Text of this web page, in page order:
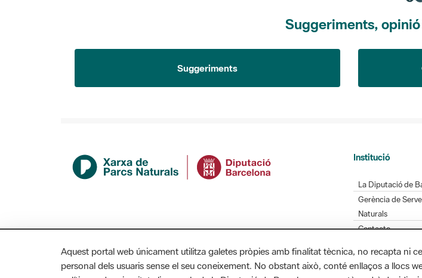
Suggeriments,
Suggeriments
Institució
La Diputació de
Gerència de
Naturals
Contacte
Aquest portal web únicament utilitza galetes pròpies amb finalitat tècnica, no recapta ni
personal dels usuaris sense el seu coneixement. No obstant això, conté enllaços a llocs